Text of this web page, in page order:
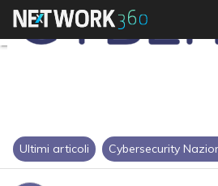
Ultimi articoli Cybersecurity